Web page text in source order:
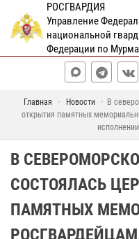
РОСГВАРДИЯ
Управление
национальной
Федерации по
Главная Новости
В
открытия памятных
В
СОСТОЯЛАСЬ
ПАМЯТНЫХ